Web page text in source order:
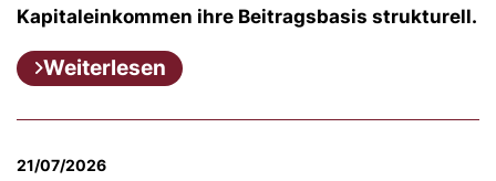
Kapitaleinkommen ihre Beitragsbasis strukturell.
Weiterlesen
21/07/2026